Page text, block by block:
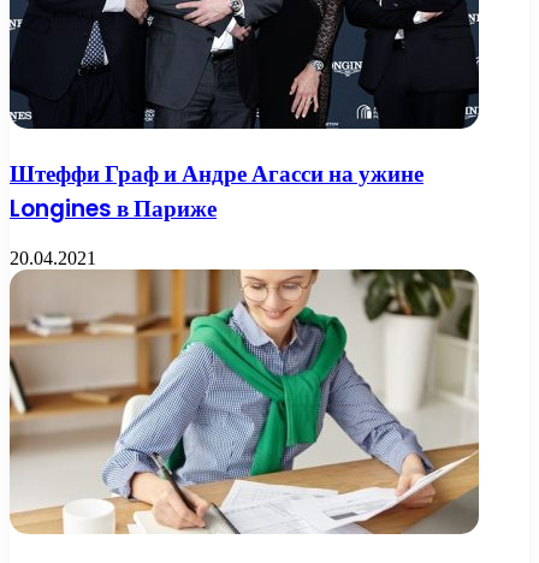
Штеффи Граф и Андре Агасси на ужине
Longines в Париже
20.04.2021